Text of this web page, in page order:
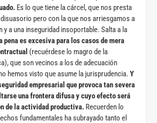
Es lo que tiene la cárcel, que nos presta
pero con la que nos arriesgamos a
y a una inseguridad insoportable. Salta a la
pena es excesiva para los casos de mera
(recuérdese lo magro de la
que son vecinos a los de adecuación
hemos visto que asume la jurisprudencia.Y
empresarial que provoca tan severa
una frontera difusa y cuyo efecto será
de la actividad productiva. Recuerden lo
fundamentales ha subrayado tanto el